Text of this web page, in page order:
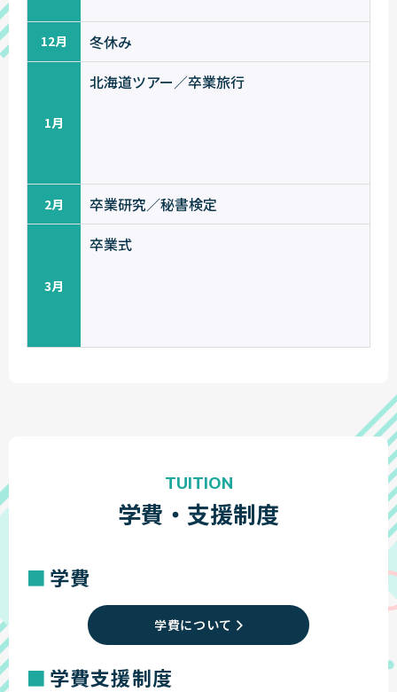
12月 冬休み
1月
北海道ツアー／卒業旅行
2月 卒業研究／秘書検定
3月
卒業式
学費・支援制度
TUITION
学費
学費について
学費支援制度